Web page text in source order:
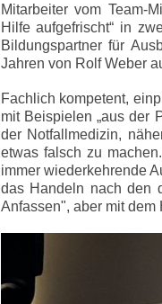
Mitarbeiter vom Team-
Hilfe aufgefrischt“ in
Bildungspartner für
Jahren von Rolf Weber
Fachlich kompetent,
mit Beispielen „aus der
der Notfallmedizin,
etwas falsch zu
immer wiederkehrende
das Handeln nach den
Anfassen", aber mit